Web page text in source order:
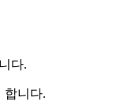
다.
합니다.